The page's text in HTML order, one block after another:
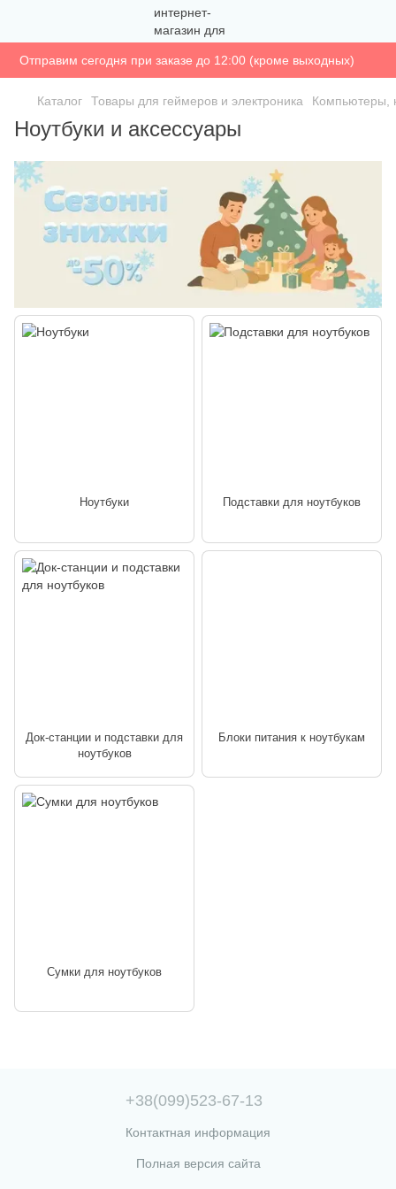
Отправим сегодня при заказе до 12:00 (кроме выходных)
Каталог Товары для геймеров и электроника Компьютеры,
Ноутбуки и аксессуары
Ноутбуки Подставки для ноутбуков
Док-станции и подставки для
ноутбуков
Блоки питания к ноутбукам
Сумки для ноутбуков
+38(099)523-67-13
Контактная информация
Полная версия сайта